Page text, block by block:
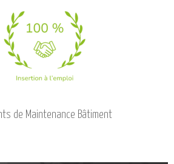
NOS FORMATIONS PAR MÉTIER
NOS FORMATIONS SÉCURITÉ
PAR MÉTIER
NOS FORMATIONS SUR DEMANDE
INSCRIPTIONS
de Maintenance Bâtiment